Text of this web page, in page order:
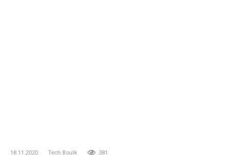
18.11.2020 Tech Boulk 381